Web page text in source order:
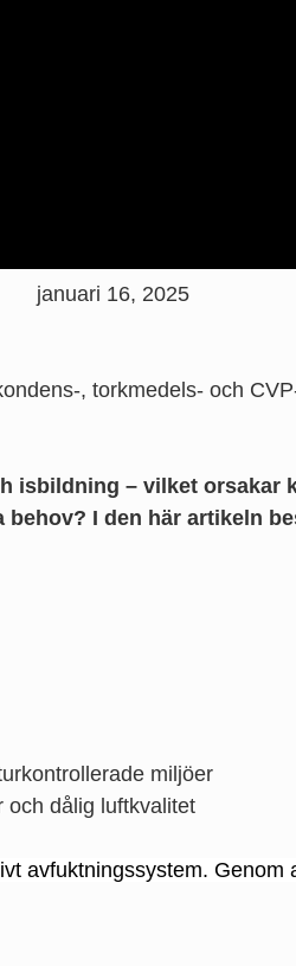
januari 16, 2025
, torkmedels- och
– vilket
I den här artikeln
miljöer
och dålig luftkvalitet
avfuktningssystem.